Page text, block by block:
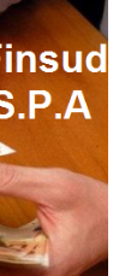
far capire il
fisco più